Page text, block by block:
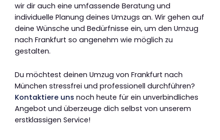
wir dir auch eine umfassende Beratung und
individuelle Planung deines Umzugs an. Wir gehen auf
deine Wünsche und Bedürfnisse ein, um den Umzug
nach Frankfurt so angenehm wie möglich zu
gestalten.
Du möchtest deinen Umzug von Frankfurt nach
München stressfrei und professionell durchführen?
Kontaktiere uns noch heute für ein unverbindliches
Angebot und überzeuge dich selbst von unserem
erstklassigen Service!